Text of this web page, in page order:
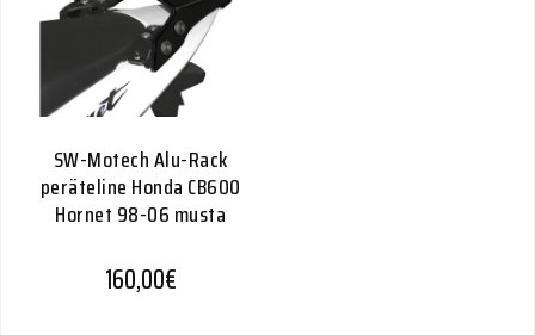
SW-Motech Alu-Rack
peräteline Honda CB600
Hornet 98-06 musta
160,00€